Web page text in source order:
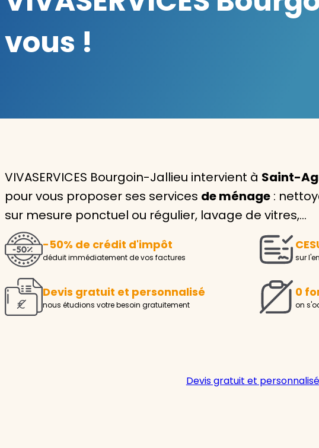
Nounou
ou
vous !
VIVASERVICES Bourgoin-Jallieu intervient à Saint-
pour vous proposer ses services de ménage :
sur mesure ponctuel ou régulier, lavage de vitres,…
-50% de crédit d'impôt
déduit immédiatement de vos factures sur
Devis gratuit et personnalisé
nous étudions votre besoin gratuitement
0
on
Devis gratuit et personnalisé